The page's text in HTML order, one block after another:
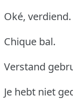
Oké,
Chique bal.
Verstand
Je hebt niet